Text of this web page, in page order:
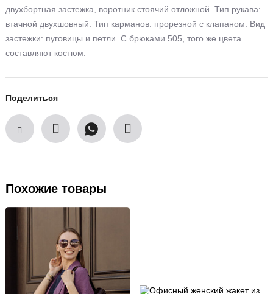
двухбортная застежка, воротник стоячий отложной. Тип рукава:
втачной двухшовный. Тип карманов: прорезной с клапаном. Вид
застежки: пуговицы и петли. С брюками 505, того же цвета
составляют костюм.
Поделиться
Похожие товары